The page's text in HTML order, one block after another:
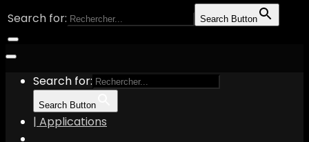
Search for: Search Button
Search for:
Search Button
| Applications